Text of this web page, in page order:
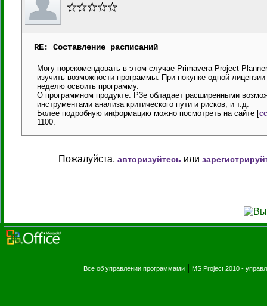
RE: Составление расписаний
Могу порекомендовать в этом случае Primavera Project
изучить возможности программы. При покупке одной
неделю освоить программу.
О программном продукте: Р3е обладает расширенными
инструментами анализа критического пути и рисков, и т.д.
Более подробную информацию можно посмотреть на сайте [
1100.
Пожалуйста, авторизуйтесь или
Все об управлении программами MS Project 2010 -